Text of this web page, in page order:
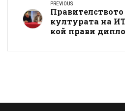
PREVIOUS
културата на
кой прави